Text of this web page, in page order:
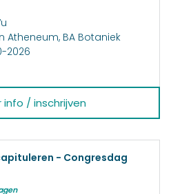
Atheneum, BA Botaniek
2026
info / inschrijven
- Congresdag